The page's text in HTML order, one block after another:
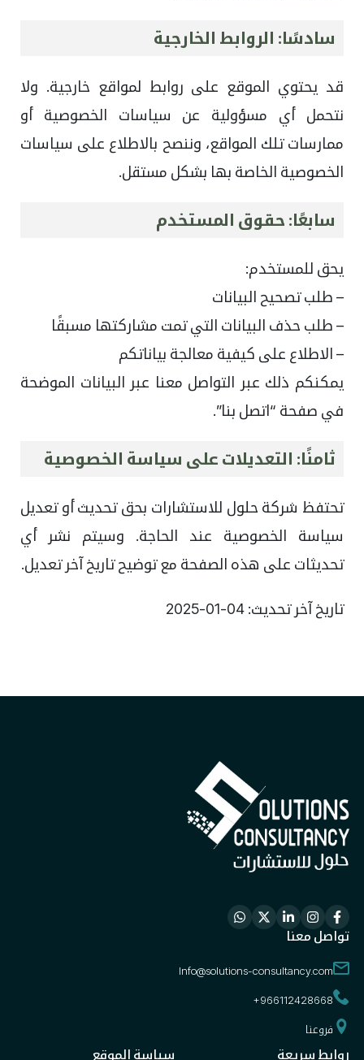
سادسًا: الروابط الخارجية
قد يحتوي الموقع على روابط لمواقع خارجية. ولا
نتحمل أي مسؤولية عن سياسات الخصوصية أو
ممارسات تلك المواقع، وننصح بالاطلاع على سياسات
الخصوصية الخاصة بها بشكل مستقل.
سابعًا: حقوق المستخدم
يحق للمستخدم:
– طلب تصحيح البيانات
– طلب حذف البيانات التي تمت مشاركتها مسبقًا
– الاطلاع على كيفية معالجة بياناتكم
يمكنكم ذلك عبر التواصل معنا عبر البيانات الموضحة
في صفحة “اتصل بنا”.
ثامنًا: التعديلات على سياسة الخصوصية
تحتفظ شركة حلول للاستشارات بحق تحديث أو تعديل
سياسة الخصوصية عند الحاجة. وسيتم نشر أي
تحديثات على هذه الصفحة مع توضيح تاريخ آخر تعديل.
تاريخ آخر تحديث: 04-01-2025
تواصل معنا
Info@solutions-consultancy.com
+966112428668
فروعنا
روابط سريعة سياسة الموقع